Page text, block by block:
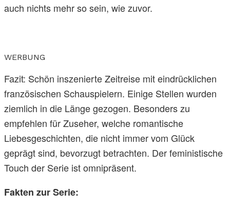
auch nichts mehr so sein, wie zuvor.
WERBUNG
Fazit: Schön inszenierte Zeitreise mit eindrücklichen
französischen Schauspielern. Einige Stellen wurden
ziemlich in die Länge gezogen. Besonders zu
empfehlen für Zuseher, welche romantische
Liebesgeschichten, die nicht immer vom Glück
geprägt sind, bevorzugt betrachten. Der feministische
Touch der Serie ist omnipräsent.
Fakten zur Serie: